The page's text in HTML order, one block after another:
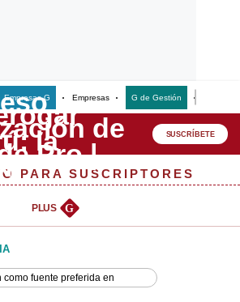
Empresas G Empresas G de Gestión
SUSCRÍBETE
PARA SUSCRIPTORES
PLUS G
como fuente preferida en